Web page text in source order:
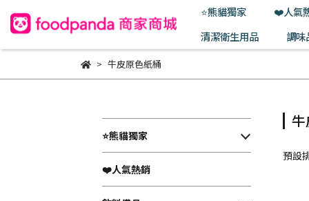
⭐熊貓獨家
❤️人氣
清潔衛生用品
調味
牛皮原色紙桶
⭐熊貓獨家
❤️人氣熱銷
預設